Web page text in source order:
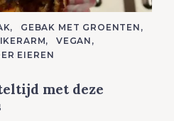
GEBAK MET GROENTEN
VEGAN
EIEREN
met deze